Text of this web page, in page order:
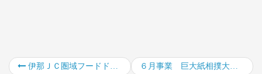
伊那ＪＣ圏域フードドライブプロジェクト食品受渡し